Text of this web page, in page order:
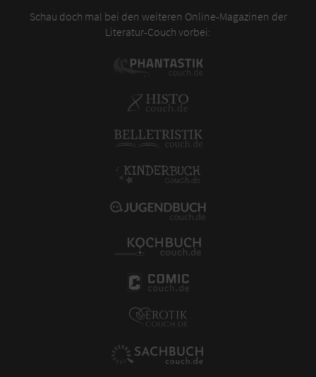
Schau doch mal bei den weiteren Online-Magazinen der
Literatur-Couch vorbei: